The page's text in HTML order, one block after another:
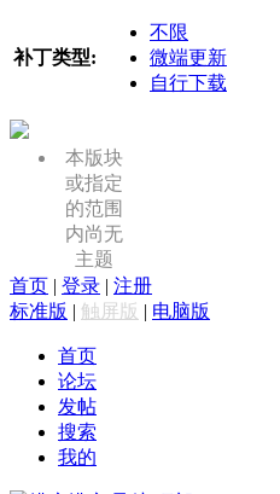
补丁类型:
不限
微端更新
自行下载
本版块
或指定
的范围
内尚无
主题
首页 | 登录 | 注册
标准版 | 触屏版 | 电脑版
首页
论坛
发帖
搜索
我的